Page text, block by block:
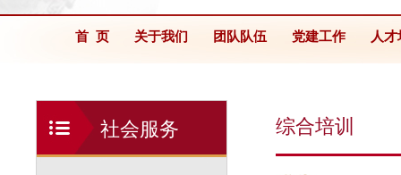
首 页 关于我们 团队队伍 党建工作 人
社会服务 综合培训